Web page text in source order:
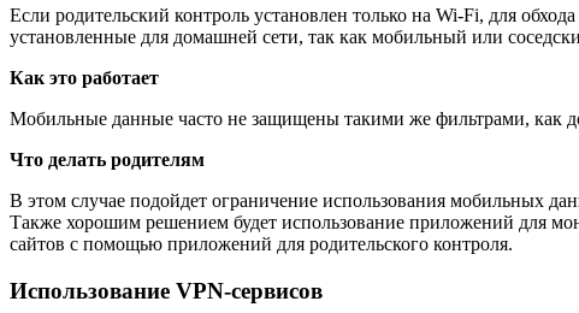
Если родительский контроль установлен только на Wi-Fi, для
установленные для домашней сети, так как мобильный или
Как это работает
Мобильные данные часто не защищены такими же фильтрами, как
Что делать родителям
В этом случае подойдет ограничение использования мобильных
Также хорошим решением будет использование приложений для
сайтов с помощью приложений для родительского контроля.
Использование VPN-сервисов